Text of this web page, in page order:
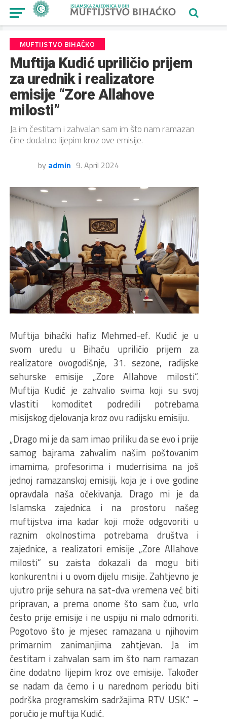
MUFTIJSTVO BIHAĆKO
Muftija Kudić upriličio prijem
za urednik i realizatore
emisije “Zore Allahove
milosti”
Ja im čestitam i zahvalan sam im što nam ramazan
čine dodatno lijepim kroz ove emisije.
by admin 9. April 2024
Muftija bihaćki hafiz Mehmed-ef. Kudić je u
svom uredu u Bihaću upriličio prijem za
realizatore ovogodišnje, 31. sezone, radijske
sehurske emisije „Zore Allahove milosti“.
Muftija Kudić je zahvalio svima koji su svoj
vlastiti komoditet podredili potrebama
misijskog djelovanja kroz ovu radijsku emisiju.
„Drago mi je da sam imao priliku da se evo i prije
samog bajrama zahvalim našim poštovanim
imamima, profesorima i muderrisima na još
jednoj ramazanskoj emisiji, koja je i ove godine
opravdala naša očekivanja. Drago mi je da
Islamska zajednica i na prostoru našeg
muftijstva ima kadar koji može odgovoriti u
raznim okolnostima potrebama društva i
zajednice, a realizatori emisije „Zore Allahove
milosti“ su zaista dokazali da mogu biti
konkurentni i u ovom dijelu misije. Zahtjevno je
ujutro prije sehura na sat-dva vremena već biti
pripravan, a prema onome što sam čuo, vrlo
često prije emisije i ne uspiju ni malo odmoriti.
Pogotovo što je mjesec ramazana u njihovim
primarnim zanimanjima zahtjevan. Ja im
čestitam i zahvalan sam im što nam ramazan
čine dodatno lijepim kroz ove emisije. Također
se nadam da ćemo i u narednom periodu biti
podrška programskim sadržajima RTV USK.“ –
poručio je muftija Kudić.